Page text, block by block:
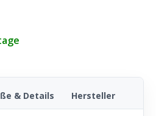
& Details Hersteller